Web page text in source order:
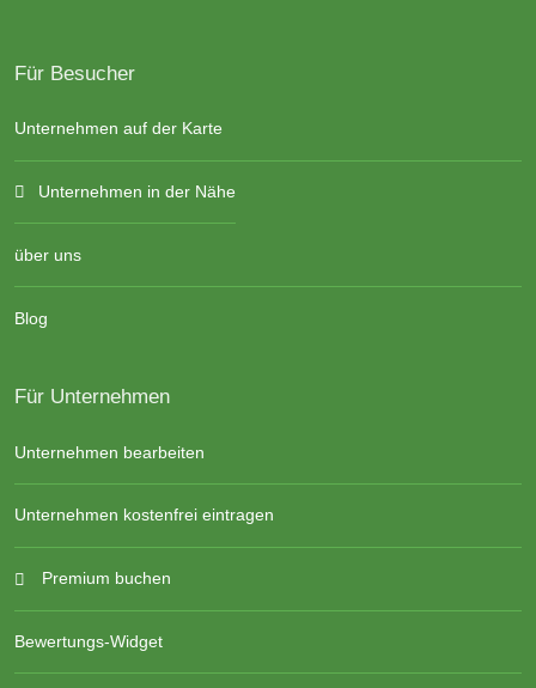
Für Besucher
Unternehmen auf der Karte
Unternehmen in der Nähe
über uns
Blog
Für Unternehmen
Unternehmen bearbeiten
Unternehmen kostenfrei eintragen
Premium buchen
Bewertungs-Widget